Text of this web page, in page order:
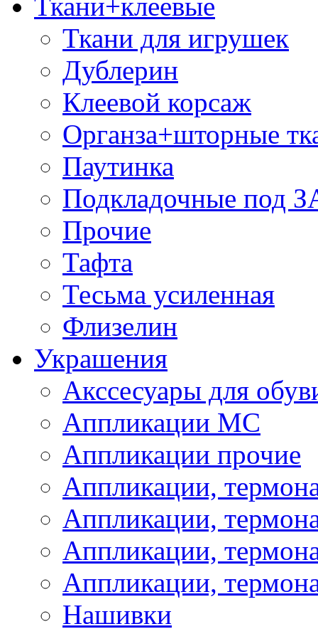
Ткани для игрушек
Дублерин
Клеевой корсаж
Органза+шторные
Паутинка
Подкладочные под
Прочие
Тафта
Тесьма усиленная
Флизелин
Украшения
Акссесуары для
Аппликации МС
Аппликации прочие
Аппликации,
Аппликации,
Аппликации,
Аппликации,
Нашивки